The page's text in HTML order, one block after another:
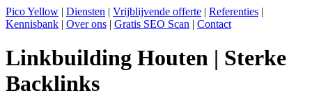
Pico Yellow | Diensten | Vrijblijvende offerte | Referenties |
Kennisbank | Over ons | Gratis SEO Scan | Contact
Linkbuilding Houten | Sterke
Backlinks